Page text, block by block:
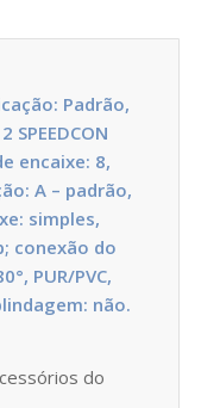
Padrão,
encaixe: 8,
A – padrão,
simples,
conexão do
PUR/PVC,
não.
do